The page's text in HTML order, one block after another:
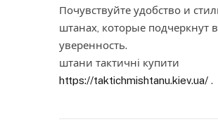
Почувствуйте удобство и
штанах, которые подчеркнут
уверенность.
штани тактичні купити
https://taktichmishtanu.kiev.ua/ .